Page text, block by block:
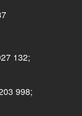
132;
998;